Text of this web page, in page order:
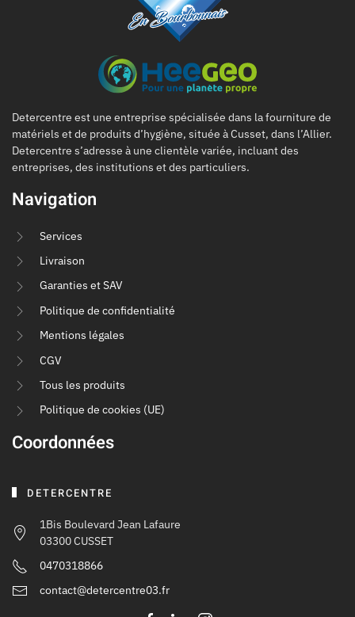
Detercentre est une entreprise spécialisée dans la fourniture de
matériels et de produits d’hygiène, située à Cusset, dans l’Allier.
Detercentre s’adresse à une clientèle variée, incluant des
entreprises, des institutions et des particuliers.
Navigation
Services
Livraison
Garanties et SAV
Politique de confidentialité
Mentions légales
CGV
Tous les produits
Politique de cookies (UE)
Coordonnées
DETERCENTRE
1Bis Boulevard Jean Lafaure
03300 CUSSET
0470318866
contact@detercentre03.fr